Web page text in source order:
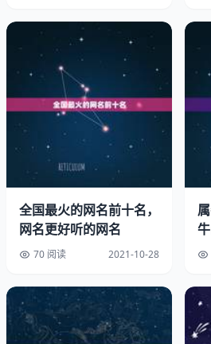
(三)叶的形状是圆大，不要尖、细
以生肖属相来财是没有效应的。以
但植物就是植物，没有分五行的植
人，只要不选择攀爬类便可以了。
疾病之害。
推荐兰
，蔓绿绒（大金钱），串钱莲
办公桌摆件小象应该摆几个
2、办公桌招财摆件前十名:最强的
在许多讲究风水的家庭中为了让
全国最火的网名前十名，
网名更好听的网名
70 阅读 2021-10-28